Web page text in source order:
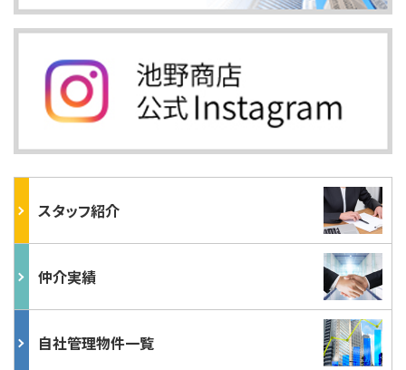
スタッフ紹介
仲介実績
自社管理物件一覧